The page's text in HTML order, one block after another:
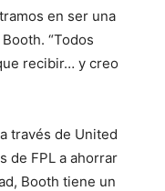
en ser una
“Todos
recibir… y creo
través de United
de FPL a ahorrar
Booth tiene un